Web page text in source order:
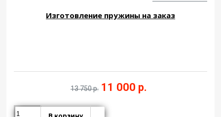
Изготовление пружины на заказ
13 750 р. 11 000 р.